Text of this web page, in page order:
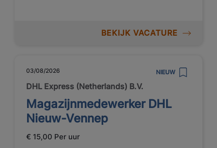
BEKIJK VACATURE
03/08/2026 NIEUW
DHL Express (Netherlands) B.V.
Magazijnmedewerker DHL
Nieuw-Vennep
€ 15,00 Per uur